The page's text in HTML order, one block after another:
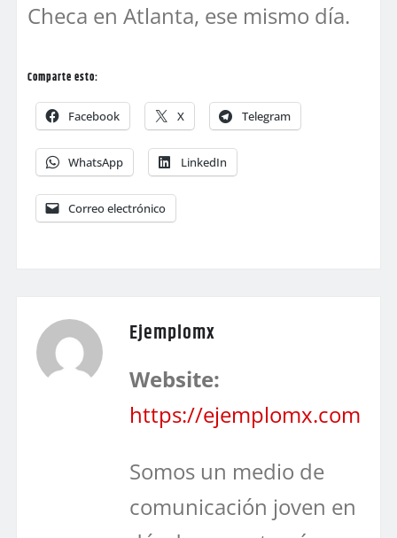
Checa en Atlanta, ese mismo día.
Comparte esto:
Facebook X Telegram
WhatsApp LinkedIn
Correo electrónico
Ejemplomx
Website:
https://ejemplomx.com
Somos un medio de
comunicación joven en